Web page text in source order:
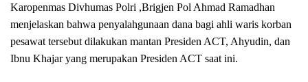
Karopenmas Divhumas Polri ,Brigjen Pol Ahmad Ramadhan
menjelaskan bahwa penyalahgunaan dana bagi ahli waris korban
pesawat tersebut dilakukan mantan Presiden ACT, Ahyudin, dan
Ibnu Khajar yang merupakan Presiden ACT saat ini.